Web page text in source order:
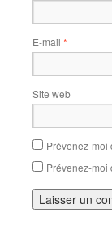
E-mail *
Site web
Prévenez-moi
Prévenez-moi